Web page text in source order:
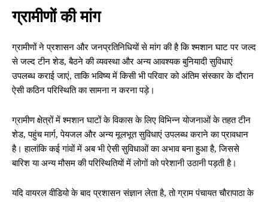
ग्रामीणों की मांग
ग्रामीणों ने प्रशासन और जनप्रतिनिधियों से मांग की है कि श्मशान घाट पर जल्द
से जल्द टीन शेड, बैठने की व्यवस्था और अन्य आवश्यक बुनियादी सुविधाएं
उपलब्ध कराई जाएं, ताकि भविष्य में किसी भी परिवार को अंतिम संस्कार के दौरान
ऐसी कठिन परिस्थिति का सामना न करना पड़े।
ग्रामीण क्षेत्रों में श्मशान घाटों के विकास के लिए विभिन्न योजनाओं के तहत टीन
शेड, पहुंच मार्ग, पेयजल और अन्य मूलभूत सुविधाएं उपलब्ध कराने का प्रावधान
है। हालांकि कई गांवों में अब भी ऐसी सुविधाओं का अभाव बना हुआ है, जिससे
बारिश या अन्य मौसम की परिस्थितियों में लोगों को परेशानी उठानी पड़ती है।
यदि वायरल वीडियो के बाद प्रशासन संज्ञान लेता है, तो ग्राम पंचायत चौरापाठा के